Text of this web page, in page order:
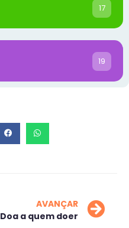
17
19
AVANÇAR
Doa a quem doer